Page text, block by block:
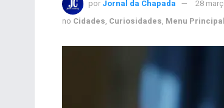
por Jornal da Chapada
28
no Cidades, Curiosidades, Menu Principal